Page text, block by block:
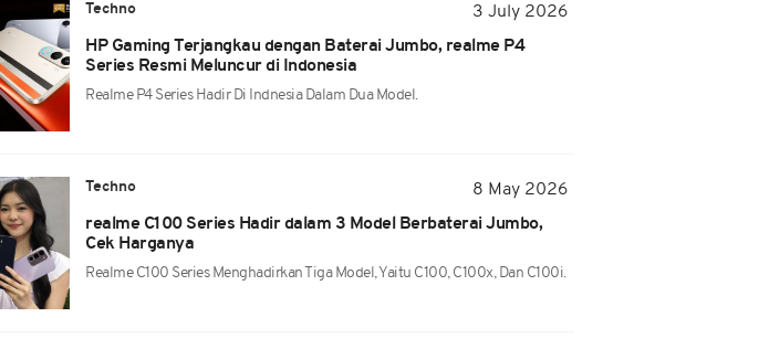
Techno
3 July 2026
HP Gaming Terjangkau dengan Baterai Jumbo, realme P4
Series Resmi Meluncur di Indonesia
Realme P4 Series Hadir Di Indnesia Dalam Dua Model.
Techno
8 May 2026
realme C100 Series Hadir dalam 3 Model Berbaterai Jumbo,
Cek Harganya
Realme C100 Series Menghadirkan Tiga Model, Yaitu C100, C100x, Dan C100i.